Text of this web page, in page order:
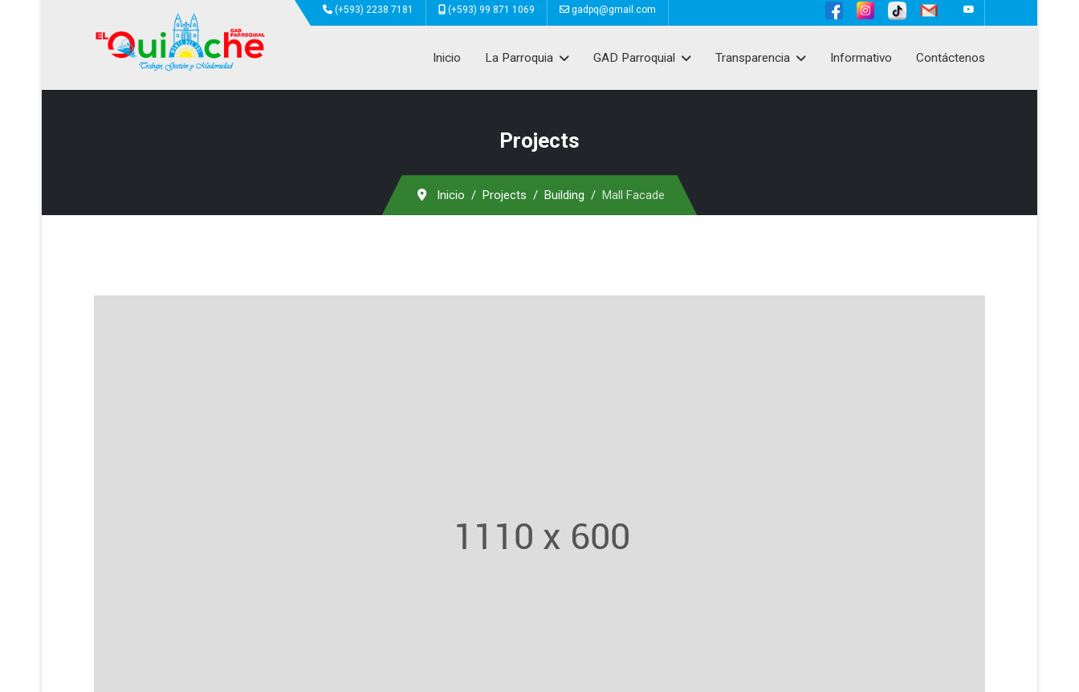
(+593) 2238 7181 (+593) 99 871 1069 gadpq@gmail.com
Inicio La Parroquia GAD Parroquial Transparencia Informativo Contáctenos
Projects
Inicio Projects Building Mall Facade